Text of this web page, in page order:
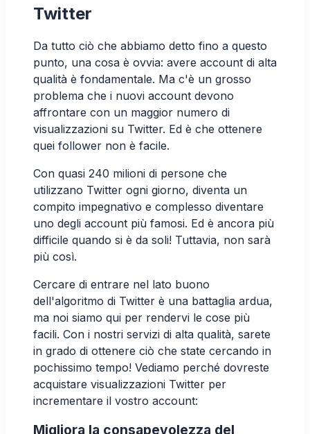
Twitter
Da tutto ciò che abbiamo detto fino a questo
punto, una cosa è ovvia: avere account di alta
qualità è fondamentale. Ma c'è un grosso
problema che i nuovi account devono
affrontare con un maggior numero di
visualizzazioni su Twitter. Ed è che ottenere
quei follower non è facile.
Con quasi 240 milioni di persone che
utilizzano Twitter ogni giorno, diventa un
compito impegnativo e complesso diventare
uno degli account più famosi. Ed è ancora più
difficile quando si è da soli! Tuttavia, non sarà
più così.
Cercare di entrare nel lato buono
dell'algoritmo di Twitter è una battaglia ardua,
ma noi siamo qui per rendervi le cose più
facili. Con i nostri servizi di alta qualità, sarete
in grado di ottenere ciò che state cercando in
pochissimo tempo! Vediamo perché dovreste
acquistare visualizzazioni Twitter per
incrementare il vostro account:
Migliora la consapevolezza del